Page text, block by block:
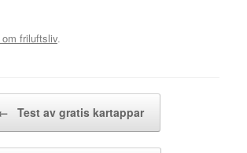
om friluftsliv.
Test av gratis kartappar